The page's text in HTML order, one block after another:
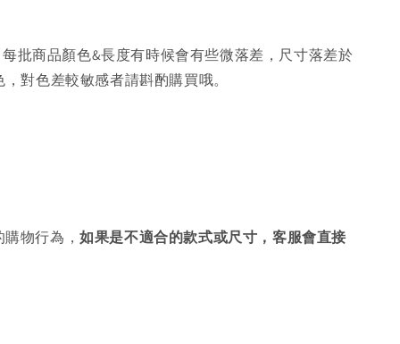
批商品顏色&長度有時候會有些微落差，尺寸落差於
對色差較敏感者請斟酌購買哦。
購物行為，如果是不適合的款式或尺寸，客服會直接